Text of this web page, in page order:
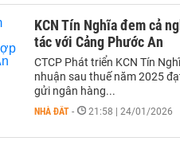
KCN Tín Nghĩa đem cả
tác với Cảng Phước An
CTCP Phát triển KCN Tín
nhuận sau thuế năm 2025
gửi ngân hàng...
NHÀ ĐẤT - 21:58 | 24/01/2026